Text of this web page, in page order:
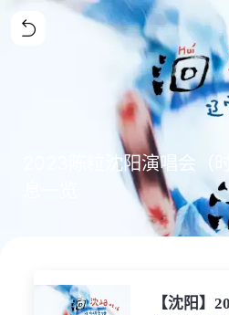
2023陈粒沈阳演唱会（
【沈阳】